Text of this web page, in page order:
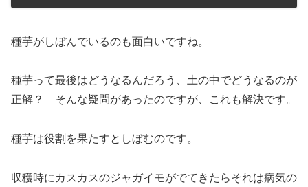
種芋がしぼんでいるのも面白いですね。
種芋って最後はどうなるんだろう、土の中でどうなるのが
正解？ そんな疑問があったのですが、これも解決です。
種芋は役割を果たすとしぼむのです。
収穫時にカスカスのジャガイモがでてきたらそれは病気の